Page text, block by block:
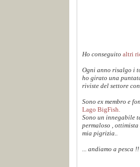
Ho conseguito altri
Ogni anno risalgo i
ho girato una
riviste del settore con
Sono ex membro e
Lago BigFish.
Sono un innegabile
permaloso ,
mia pigrizia..
... andiamo a pesca !!